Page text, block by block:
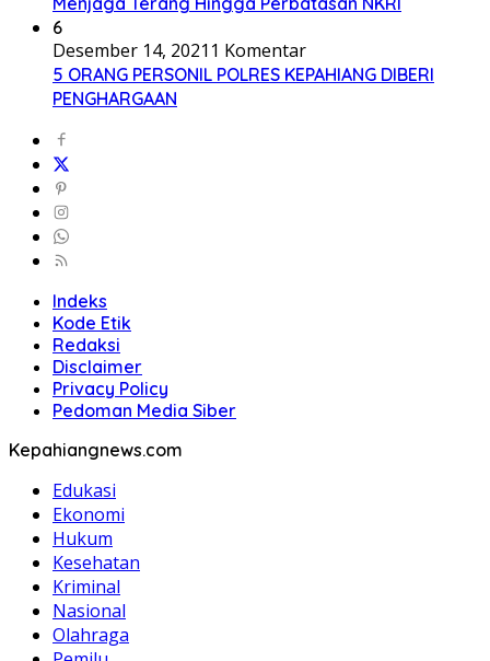
6
Desember 14, 2021 1 Komentar
5 ORANG PERSONIL POLRES KEPAHIANG DIBERI
PENGHARGAAN
Indeks
Kode Etik
Redaksi
Disclaimer
Privacy Policy
Pedoman Media Siber
Kepahiangnews.com
Edukasi
Ekonomi
Hukum
Kesehatan
Kriminal
Nasional
Olahraga